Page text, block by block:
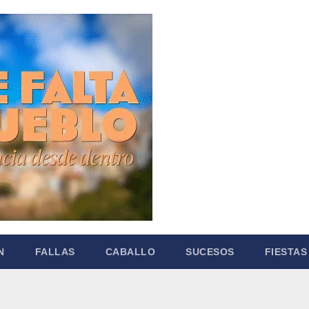
FALLAS CABALLO SUCESOS FIESTAS